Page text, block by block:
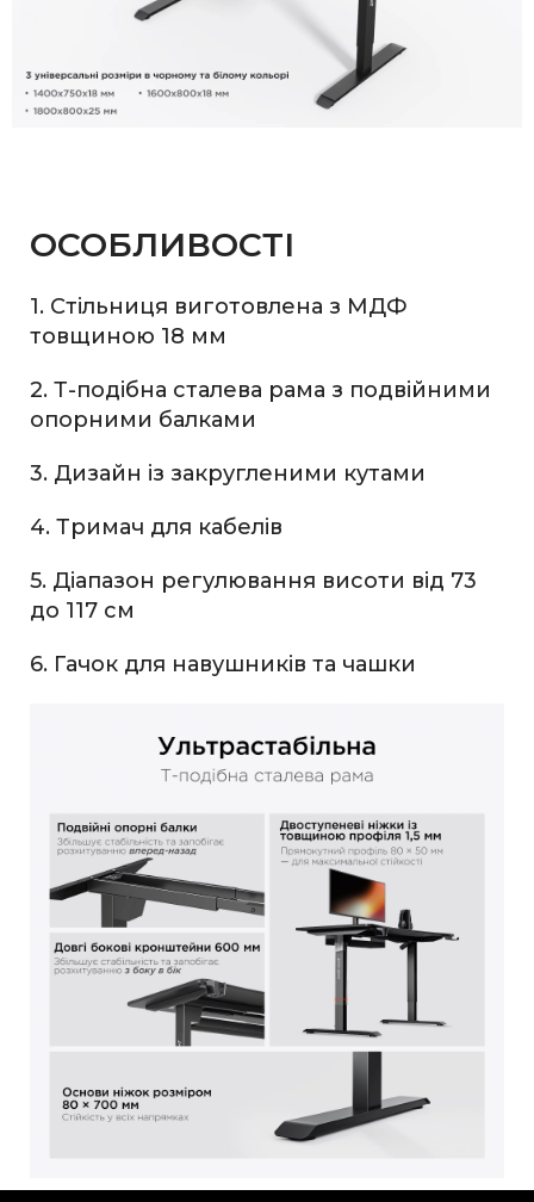
ОСОБЛИВОСТІ
1. Стільниця виготовлена з МДФ
товщиною 18 мм
2. Т-подібна сталева рама з подвійними
опорними балками
3. Дизайн із закругленими кутами
4. Тримач для кабелів
5. Діапазон регулювання висоти від 73
до 117 см
6. Гачок для навушників та чашки